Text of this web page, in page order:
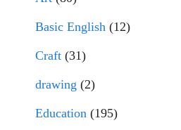
Basic English (12)
Craft (31)
drawing (2)
Education (195)